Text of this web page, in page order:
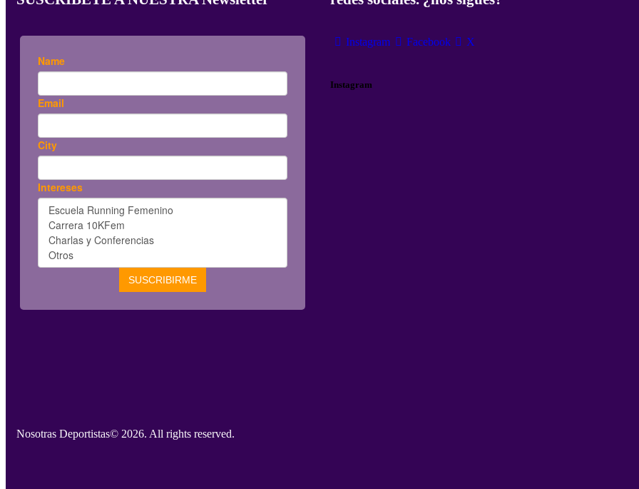
Instagram Facebook X
Instagram
Nosotras Deportistas© 2026. All rights reserved.